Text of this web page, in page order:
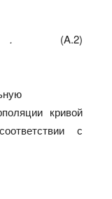
. (A.2)
кривой
с